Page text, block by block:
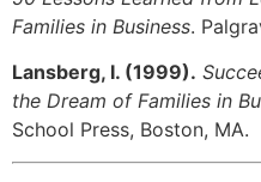
Families in Business.
Lansberg, I. (1999).
the Dream of Families in
School Press, Boston, MA.